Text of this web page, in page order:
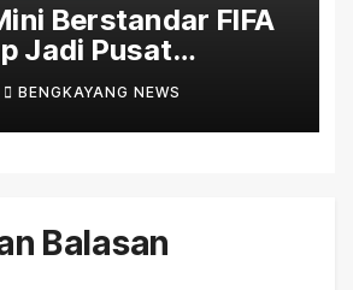
Berstandar FIFA
Jadi Pusat
Sepak Bola
BENGKAYANG NEWS
Balasan